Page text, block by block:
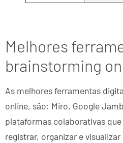
Melhores
brainstorming
As melhores ferramentas
online, são: Miro, Google
plataformas colaborativas
registrar, organizar e